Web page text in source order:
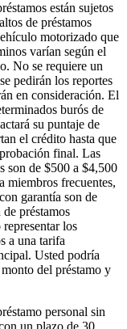
están sujetos
de préstamos
motorizado que
varían según el
No se requiere un
pedirán los reportes
en consideración. El
burós de
su puntaje de
el crédito hasta que
final. Las
son de $500 a $4,500
miembros frecuentes,
garantía son de
préstamos
los
a una tarifa
Usted podría
del préstamo y
personal sin